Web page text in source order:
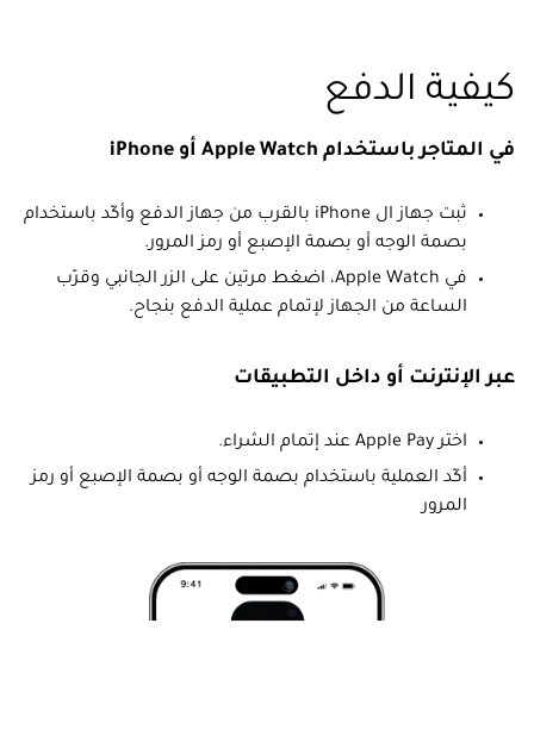
كيفية الدفع
في المتاجر باستخدام Apple Watch أو iPhone
ثبت جهاز ال iPhone بالقرب من جهاز الدفع وأكّد باستخدام
بصمة الوجه أو بصمة الإصبع أو رمز المرور.
في Apple Watch، اضغط مرتين على الزر الجانبي وقرّب
الساعة من الجهاز لإتمام عملية الدفع بنجاح.
عبر الإنترنت أو داخل التطبيقات
اختر Apple Pay عند إتمام الشراء.
أكّد العملية باستخدام بصمة الوجه أو بصمة الإصبع أو رمز
المرور